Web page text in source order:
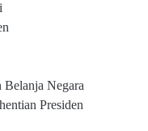
Belanja Negara
Presiden